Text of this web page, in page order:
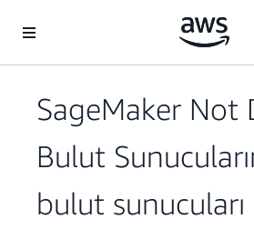
SageMaker Not
Bulut
bulut